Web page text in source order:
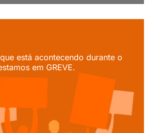
está acontecendo durante o
em GREVE.